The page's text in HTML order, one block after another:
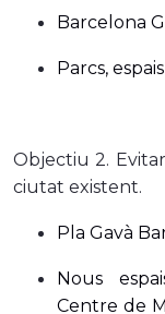
Barcelona
Parcs,
Objectiu 2.
ciutat existent.
Pla Gavà
Nous
Centre de